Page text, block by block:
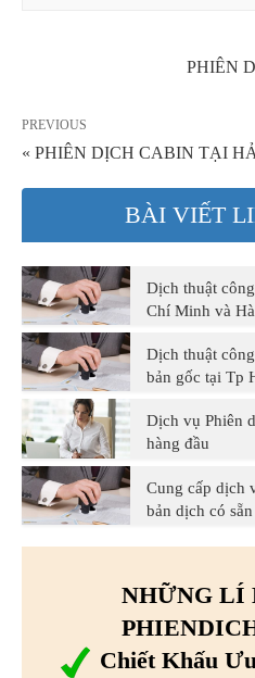
PHIÊN
PREVIOUS
« PHIÊN DỊCH CABIN TẠI
BÀI VIẾT
Dịch thuật
Chí Minh và
Dịch thuật
bản gốc tại Tp
Dịch vụ Phiên
hàng đầu
Cung cấp dịch
bản dịch có sẵn
NHỮNG LÍ
Chiết Khấu